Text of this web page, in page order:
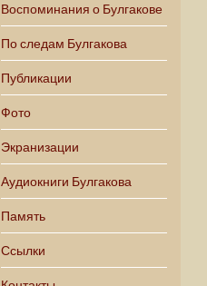
Воспоминания о Булгакове
По следам Булгакова
Публикации
Фото
Экранизации
Аудиокниги Булгакова
Память
Ссылки